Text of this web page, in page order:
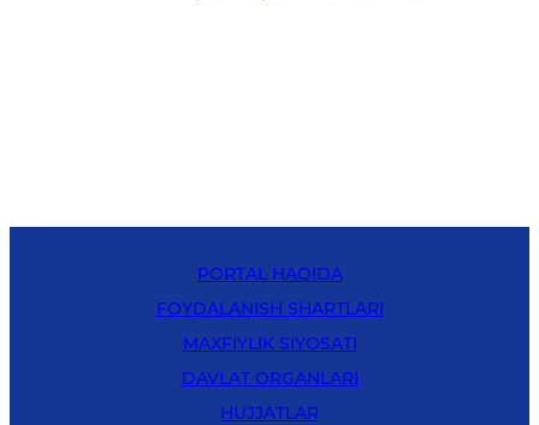
PORTAL HAQIDA
FOYDALANISH SHARTLARI
MAXFIYLIK SIYOSATI
DAVLAT ORGANLARI
HUJJATLAR